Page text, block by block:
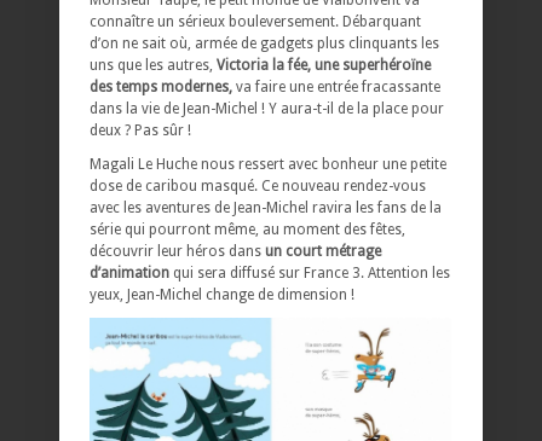
connaître un sérieux bouleversement. Débarquant
d’on ne sait où, armée de gadgets plus clinquants les
uns que les autres, Victoria la fée, une superhéroïne
des temps modernes, va faire une entrée fracassante
dans la vie de Jean-Michel ! Y aura-t-il de la place pour
deux ? Pas sûr !
Magali Le Huche nous ressert avec bonheur une petite
dose de caribou masqué. Ce nouveau rendez-vous
avec les aventures de Jean-Michel ravira les fans de la
série qui pourront même, au moment des fêtes,
découvrir leur héros dans un court métrage
d’animation qui sera diffusé sur France 3. Attention les
yeux, Jean-Michel change de dimension !